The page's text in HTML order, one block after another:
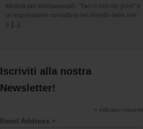
Musica per eterosessuali. “Tan ci bon da gnint” è
un’espressione contadina nel dialetto delle mie
p [...]
Iscriviti alla nostra
Newsletter!
* indicates required
Email Address *